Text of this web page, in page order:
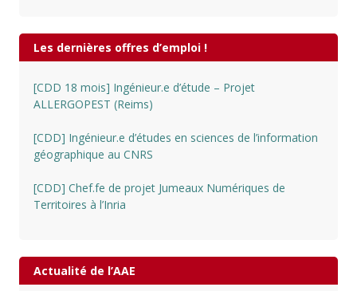
Les dernières offres d’emploi !
[CDD 18 mois] Ingénieur.e d’étude – Projet
ALLERGOPEST (Reims)
[CDD] Ingénieur.e d’études en sciences de l’information
géographique au CNRS
[CDD] Chef.fe de projet Jumeaux Numériques de
Territoires à l’Inria
Actualité de l’AAE